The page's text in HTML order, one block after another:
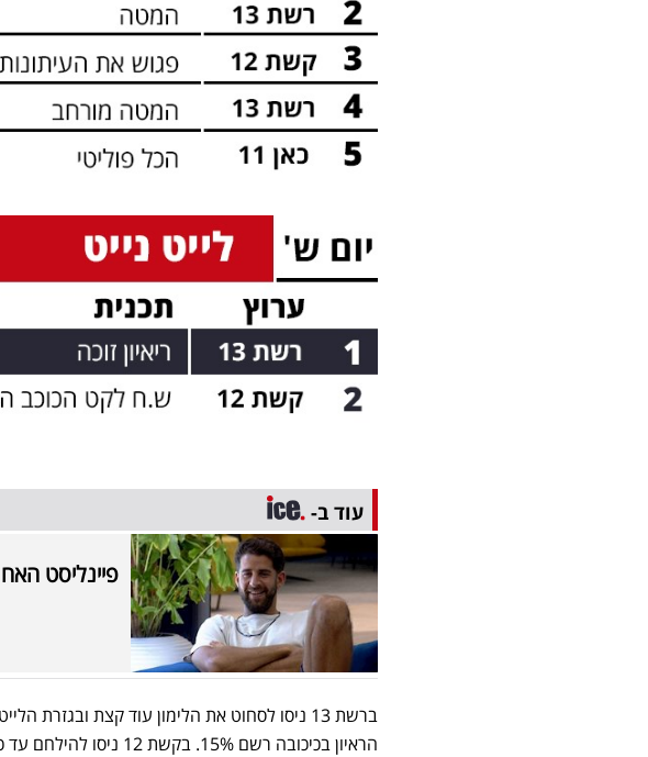
עוד ב-
פיינליסט
ברשת 13 ניסו לסחוט את הלימון עוד קצת ובגזרת
הראיון בכיכובה רשם